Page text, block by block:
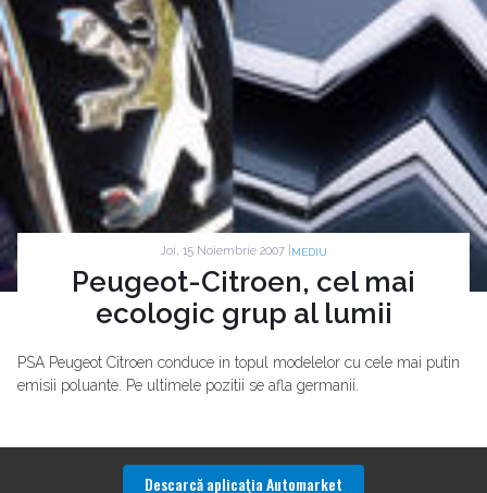
Joi, 15 Noiembrie 2007 | MEDIU
Peugeot-Citroen, cel mai
ecologic grup al lumii
PSA Peugeot Citroen conduce in topul modelelor cu cele mai putin
emisii poluante. Pe ultimele pozitii se afla germanii.
Descarcă aplicaţia Automarket